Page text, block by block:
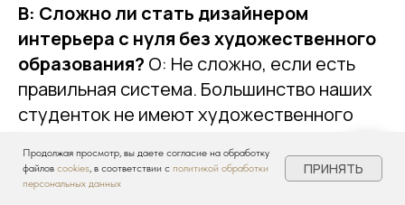
В: Сложно ли стать дизайнером
интерьера с нуля без художественного
образования? О: Не сложно, если есть
правильная система. Большинство наших
студенток не имеют художественного
проектировать, чертить и управлять
проектом. Это инженерная и
Продолжая просмотр, вы даете согласие на обработку
файлов cookies, в соответствии с политикой обработки
персональных данных
ПРИНЯТЬ